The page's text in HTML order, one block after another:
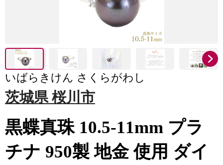
いばらきけん さくらがわし
茨城県 桜川市
黒蝶真珠 10.5-11mm プラ
チナ 950製 地金 使用 ダイ